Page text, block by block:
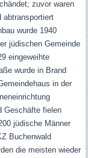
zuvor waren
abtransportiert
wurde 1940
jüdischen Gemeinde
eingeweihte
wurde in Brand
in der
Geschäfte fielen
jüdische Männer
Buchenwald
die meisten wieder